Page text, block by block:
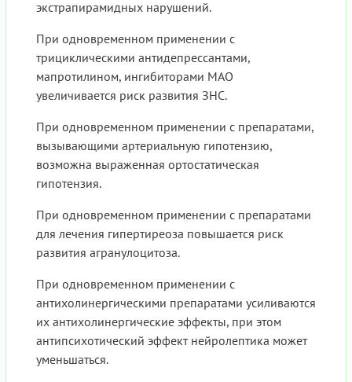
экстрапирамидных нарушений.
При одновременном применении с
трициклическими антидепрессантами,
мапротилином, ингибиторами МАО
увеличивается риск развития ЗНС.
При одновременном применении с препаратами,
вызывающими артериальную гипотензию,
возможна выраженная ортостатическая
гипотензия.
При одновременном применении с препаратами
для лечения гипертиреоза повышается риск
развития агранулоцитоза.
При одновременном применении с
антихолинергическими препаратами усиливаются
их антихолинергические эффекты, при этом
антипсихотический эффект нейролептика может
уменьшаться.